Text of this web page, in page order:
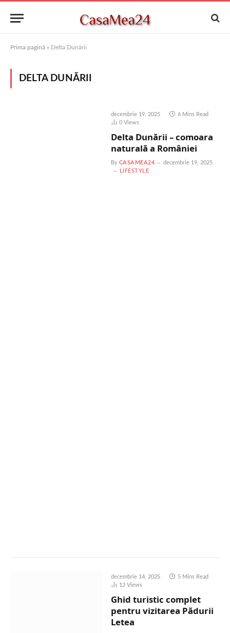
Prima pagină » Delta Dunării
DELTA DUNĂRII
decembrie 19, 2025
6 Mins Read
0 Views
Delta Dunării – comoara
naturală a României
By CASAMEA24
decembrie 19, 2025
LIFESTYLE
decembrie 14, 2025
5 Mins Read
12 Views
Ghid turistic complet
pentru vizitarea Pădurii
Letea